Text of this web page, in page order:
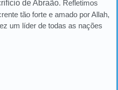
de Abraão. Refletimos
tão forte e amado por Allah,
um líder de todas as nações